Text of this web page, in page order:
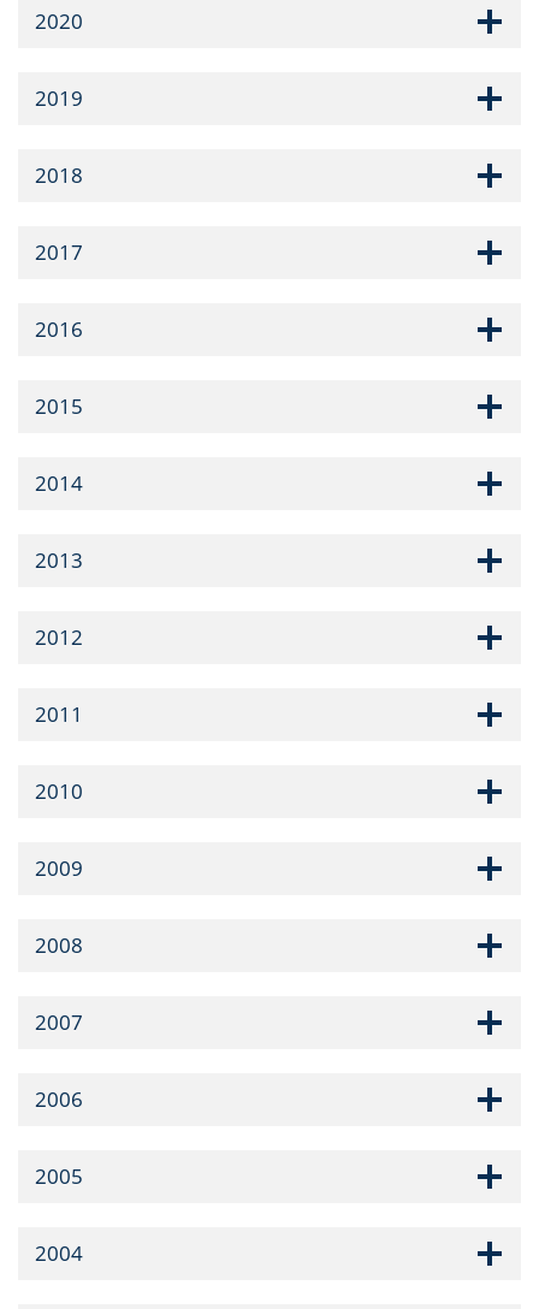
2020
2019
2018
2017
2016
2015
2014
2013
2012
2011
2010
2009
2008
2007
2006
2005
2004